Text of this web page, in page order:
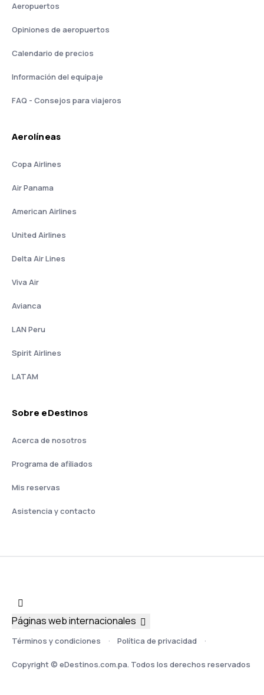
Aeropuertos
Opiniones de aeropuertos
Calendario de precios
Información del equipaje
FAQ - Consejos para viajeros
Aerolíneas
Copa Airlines
Air Panama
American Airlines
United Airlines
Delta Air Lines
Viva Air
Avianca
LAN Peru
Spirit Airlines
LATAM
Sobre eDestinos
Acerca de nosotros
Programa de afiliados
Mis reservas
Asistencia y contacto
Términos y condiciones Política de privacidad
Copyright © eDestinos.com.pa. Todos los derechos reservados
Páginas web internacionales